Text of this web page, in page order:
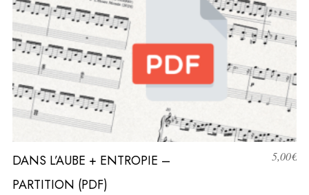
DANS L’AUBE + ENTROPIE –
PARTITION (PDF)
5,00€